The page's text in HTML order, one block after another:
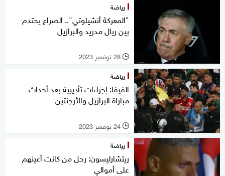
رياضة
"المعركة أنشيلوتي".. الصراع يحتدم
بين ريال مدريد والبرازيل
l 28 نوفمبر 2023
رياضة
الفيفا: إجراءات تأديبية بعد أحداث
مباراة البرازيل والأرجنتين
l 24 نوفمبر 2023
رياضة
ريتشارليسون: رحل من كانت أعينهم
على أموالي